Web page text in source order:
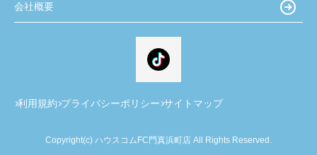
会社概要
利用規約 プライバシーポリシー サイトマップ
Copyright(c) ハウスコムFC門真浜町店 All Rights Reserved.